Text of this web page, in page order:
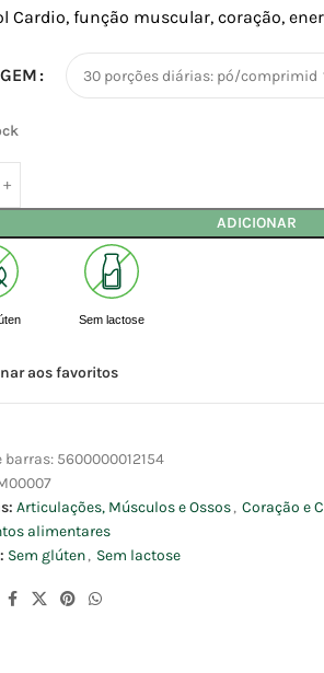
Cardio, função muscular, coração,
ADICIONAR
Sem lactose
aos favoritos
barras: 5600000012154
Articulações, Músculos e Ossos, Coração e
alimentares
Sem glúten, Sem lactose